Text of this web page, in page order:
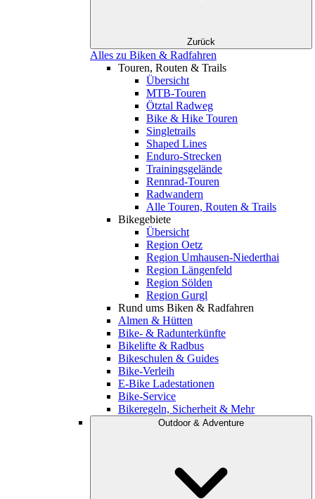
Zurück
Alles zu Biken & Radfahren
Touren, Routen & Trails
Übersicht
MTB-Touren
Ötztal Radweg
Bike & Hike Touren
Singletrails
Shaped Lines
Enduro-Strecken
Trainingsgelände
Rennrad-Touren
Radwandern
Alle Touren, Routen & Trails
Bikegebiete
Übersicht
Region Oetz
Region Umhausen-Niederthai
Region Längenfeld
Region Sölden
Region Gurgl
Rund ums Biken & Radfahren
Almen & Hütten
Bike- & Radunterkünfte
Bikelifte & Radbus
Bikeschulen & Guides
Bike-Verleih
E-Bike Ladestationen
Bike-Service
Bikeregeln, Sicherheit & Mehr
Outdoor & Adventure